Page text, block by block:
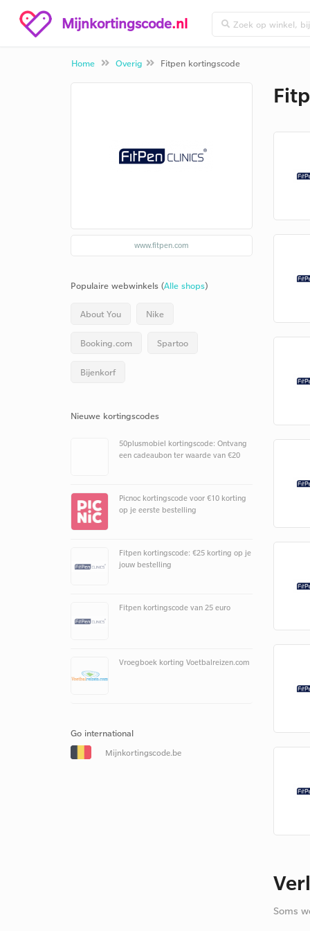
Mijnkortingscode.nl
Home Overig Fitpen kortingscode
Soms
www.fitpen.com
Populaire webwinkels (Alle shops)
About You Nike
Booking.com Spartoo
Bijenkorf
Nieuwe kortingscodes
50plusmobiel kortingscode: Ontvang
een cadeaubon ter waarde van €20
Picnoc kortingscode voor €10 korting
op je eerste bestelling
Fitpen kortingscode: €25 korting op je
jouw bestelling
Fitpen kortingscode van 25 euro
Vroegboek korting Voetbalreizen.com
Go international
Mijnkortingscode.be